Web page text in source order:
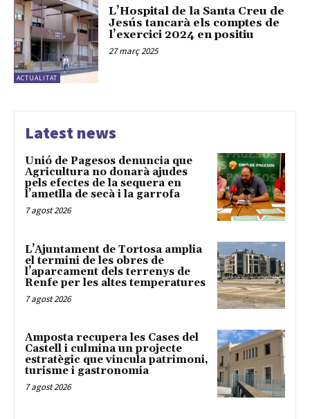
ACTUALITAT
L’Hospital de la Santa Creu de
Jesús tancarà els comptes de
l’exercici 2024 en positiu
27 març 2025
Latest news
Unió de Pagesos denuncia que
Agricultura no donarà ajudes
pels efectes de la sequera en
l’ametlla de secà i la garrofa
7 agost 2026
L’Ajuntament de Tortosa amplia
el termini de les obres de
l’aparcament dels terrenys de
Renfe per les altes temperatures
7 agost 2026
Amposta recupera les Cases del
Castell i culmina un projecte
estratègic que vincula patrimoni,
turisme i gastronomia
7 agost 2026